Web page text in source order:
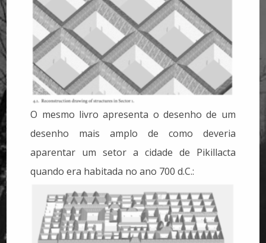
O mesmo livro apresenta o desenho de um
desenho mais amplo de como deveria
aparentar um setor a cidade de Pikillacta
quando era habitada no ano 700 d.C.: